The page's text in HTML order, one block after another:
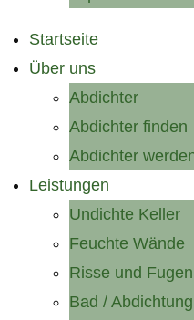
Startseite
Über uns
Abdichter
Abdichter finden
Abdichter
Leistungen
Undichte Keller
Feuchte Wände
Risse und Fugen
Bad /